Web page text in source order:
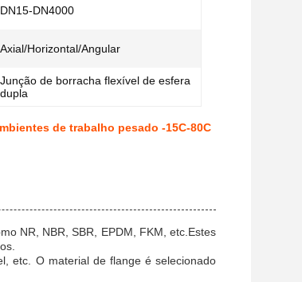
DN15-DN4000
Axial/Horizontal/Angular
Junção de borracha flexível de esfera
dupla
de trabalho pesado -15C-80C
NR, NBR, SBR, EPDM, FKM, etc.Estes
etc. O material de flange é selecionado